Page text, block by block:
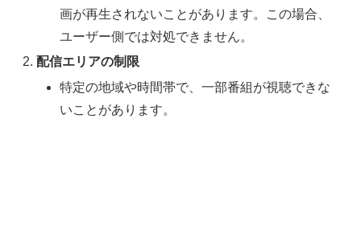
画が再生されないことがあります。この場合、
ユーザー側では対処できません。
配信エリアの制限
特定の地域や時間帯で、一部番組が視聴できな
いことがあります。